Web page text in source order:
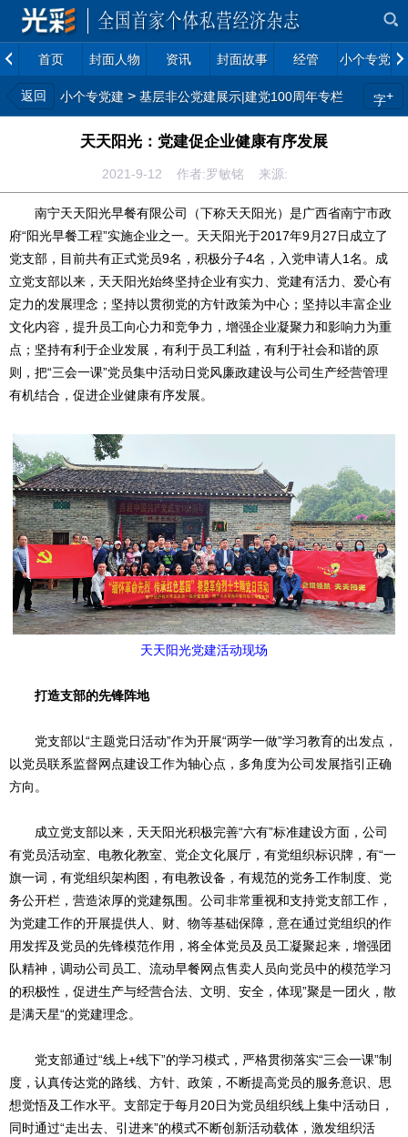
首页 封面人物 资讯 封面故事 经管 小个专党建
返回 小个专党建 > 基层非公党建展示|建党100周年专栏 字+
天天阳光：党建促企业健康有序发展
2021-9-12 作者:罗敏铭 来源:
南宁天天阳光早餐有限公司（下称天天阳光）是广西省南宁市政
府“阳光早餐工程”实施企业之一。天天阳光于2017年9月27日成立了
党支部，目前共有正式党员9名，积极分子4名，入党申请人1名。成
立党支部以来，天天阳光始终坚持企业有实力、党建有活力、爱心有
定力的发展理念；坚持以贯彻党的方针政策为中心；坚持以丰富企业
文化内容，提升员工向心力和竞争力，增强企业凝聚力和影响力为重
点；坚持有利于企业发展，有利于员工利益，有利于社会和谐的原
则，把“三会一课”党员集中活动日党风廉政建设与公司生产经营管理
有机结合，促进企业健康有序发展。
天天阳光党建活动现场
打造支部的先锋阵地
党支部以“主题党日活动”作为开展“两学一做”学习教育的出发点，
以党员联系监督网点建设工作为轴心点，多角度为公司发展指引正确
方向。
成立党支部以来，天天阳光积极完善“六有”标准建设方面，公司
有党员活动室、电教化教室、党企文化展厅，有党组织标识牌，有“一
旗一词，有党组织架构图，有电教设备，有规范的党务工作制度、党
务公开栏，营造浓厚的党建氛围。公司非常重视和支持党支部工作，
为党建工作的开展提供人、财、物等基础保障，意在通过党组织的作
用发挥及党员的先锋模范作用，将全体党员及员工凝聚起来，增强团
队精神，调动公司员工、流动早餐网点售卖人员向党员中的模范学习
的积极性，促进生产与经营合法、文明、安全，体现”聚是一团火，散
是满天星“的党建理念。
党支部通过“线上+线下”的学习模式，严格贯彻落实“三会一课”制
度，认真传达党的路线、方针、政策，不断提高党员的服务意识、思
想觉悟及工作水平。支部定于每月20日为党员组织线上集中活动日，
同时通过“走出去、引进来”的模式不断创新活动载体，激发组织活